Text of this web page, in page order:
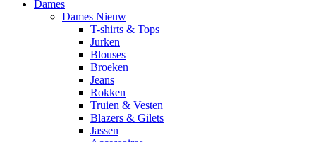
Dames
Dames Nieuw
T-shirts & Tops
Jurken
Blouses
Broeken
Jeans
Rokken
Truien & Vesten
Blazers & Gilets
Jassen